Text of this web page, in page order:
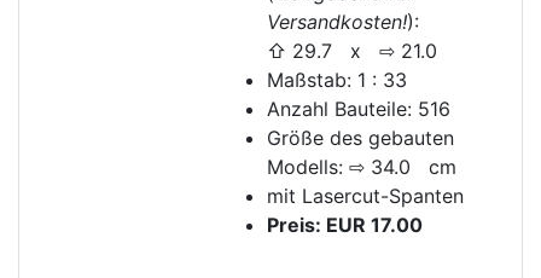
Versandkosten!):
⇧ 29.7 x ⇨ 21.0
Maßstab: 1 : 33
Anzahl Bauteile: 516
Größe des gebauten
Modells: ⇨ 34.0 cm
mit Lasercut-Spanten
Preis: EUR 17.00